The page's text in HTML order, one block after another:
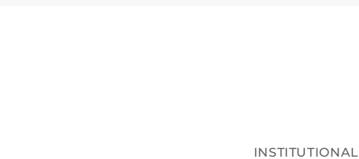
INSTITUTIONAL